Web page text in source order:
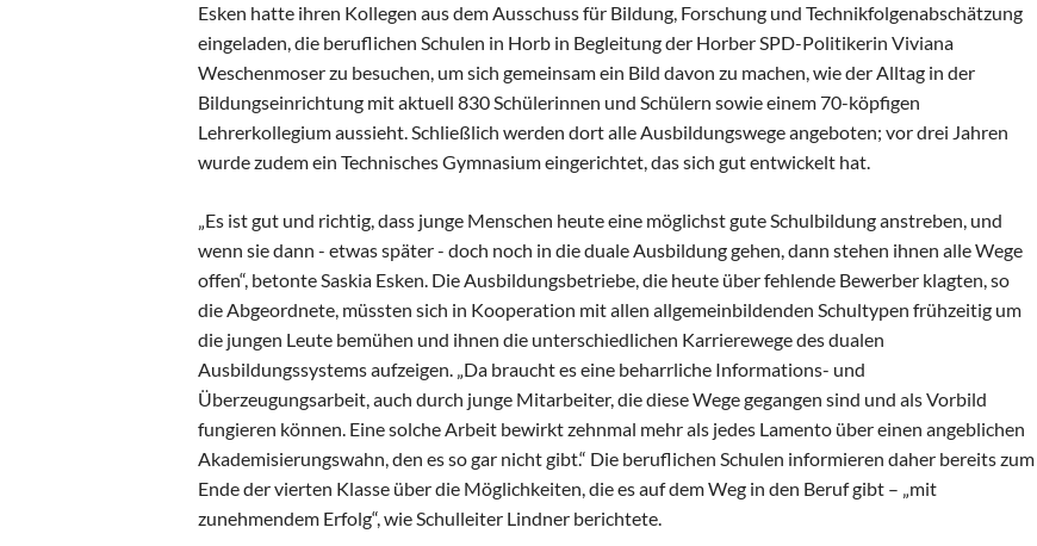
Esken hatte ihren Kollegen aus dem Ausschuss für Bildung, Forschung und Technikfolgenabschätzung
eingeladen, die beruflichen Schulen in Horb in Begleitung der Horber SPD-Politikerin Viviana
Weschenmoser zu besuchen, um sich gemeinsam ein Bild davon zu machen, wie der Alltag in der
Bildungseinrichtung mit aktuell 830 Schülerinnen und Schülern sowie einem 70-köpfigen
Lehrerkollegium aussieht. Schließlich werden dort alle Ausbildungswege angeboten; vor drei Jahren
wurde zudem ein Technisches Gymnasium eingerichtet, das sich gut entwickelt hat.
„Es ist gut und richtig, dass junge Menschen heute eine möglichst gute Schulbildung anstreben, und
wenn sie dann - etwas später - doch noch in die duale Ausbildung gehen, dann stehen ihnen alle Wege
offen“, betonte Saskia Esken. Die Ausbildungsbetriebe, die heute über fehlende Bewerber klagten, so
die Abgeordnete, müssten sich in Kooperation mit allen allgemeinbildenden Schultypen frühzeitig um
die jungen Leute bemühen und ihnen die unterschiedlichen Karrierewege des dualen
Ausbildungssystems aufzeigen. „Da braucht es eine beharrliche Informations- und
Überzeugungsarbeit, auch durch junge Mitarbeiter, die diese Wege gegangen sind und als Vorbild
fungieren können. Eine solche Arbeit bewirkt zehnmal mehr als jedes Lamento über einen angeblichen
Akademisierungswahn, den es so gar nicht gibt.“ Die beruflichen Schulen informieren daher bereits zum
Ende der vierten Klasse über die Möglichkeiten, die es auf dem Weg in den Beruf gibt – „mit
zunehmendem Erfolg“, wie Schulleiter Lindner berichtete.